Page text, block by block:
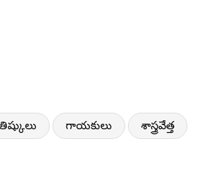
గాయకులు శాస్త్రవేత్త